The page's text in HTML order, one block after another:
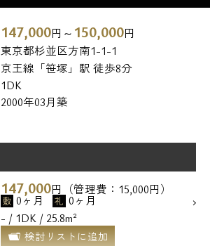
147,000円～ 150,000円
東京都杉並区方南1-1-1
京王線「笹塚」駅 徒歩8分
1DK
2000年03月築
147,000円（管理費：15,000円）
敷 0ヶ月 礼 0ヶ月
- / 1DK / 25.8m²
検討リストに追加